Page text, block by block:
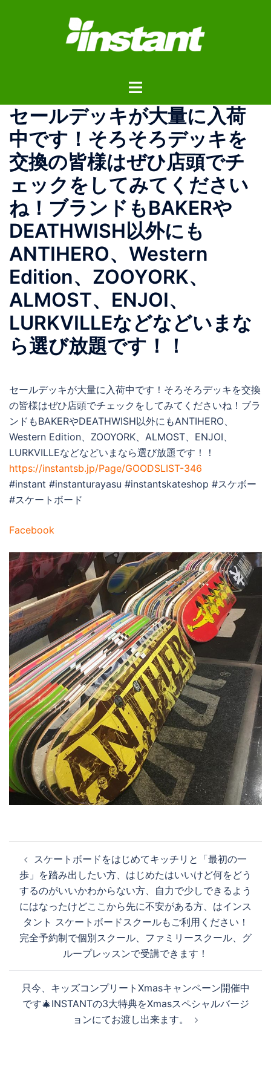
ス
ト
ル
メ
ニ
ュ
ー
セールデッキが大量に入荷
中です！そろそろデッキを
交換の皆様はぜひ店頭でチ
ェックをしてみてください
ね！ブランドもBAKERや
DEATHWISH以外にも
ANTIHERO、Western
Edition、ZOOYORK、
ALMOST、ENJOI、
LURKVILLEなどなどいまな
ら選び放題です！！
セールデッキが大量に入荷中です！そろそろデッキを交換
の皆様はぜひ店頭でチェックをしてみてくださいね！ブラ
ンドもBAKERやDEATHWISH以外にもANTIHERO、
Western Edition、ZOOYORK、ALMOST、ENJOI、
LURKVILLEなどなどいまなら選び放題です！！
https://instantsb.jp/Page/GOODSLIST-346
#instant #instanturayasu #instantskateshop #スケボー
#スケートボード
Facebook
ナ
ビ
ゲ
ー
ョ
スケートボードをはじめてキッチリと「最初の一
歩」を踏み出したい方、はじめたはいいけど何をどう
するのがいいかわからない方、自力で少しできるよう
にはなったけどここから先に不安がある方、はインス
タント スケートボードスクールもご利用ください！
完全予約制で個別スクール、ファミリースクール、グ
ループレッスンで受講できます！
只今、キッズコンプリートXmasキャンペーン開催中
です🎄INSTANTの3大特典をXmasスペシャルバージ
ョンにてお渡し出来ます。